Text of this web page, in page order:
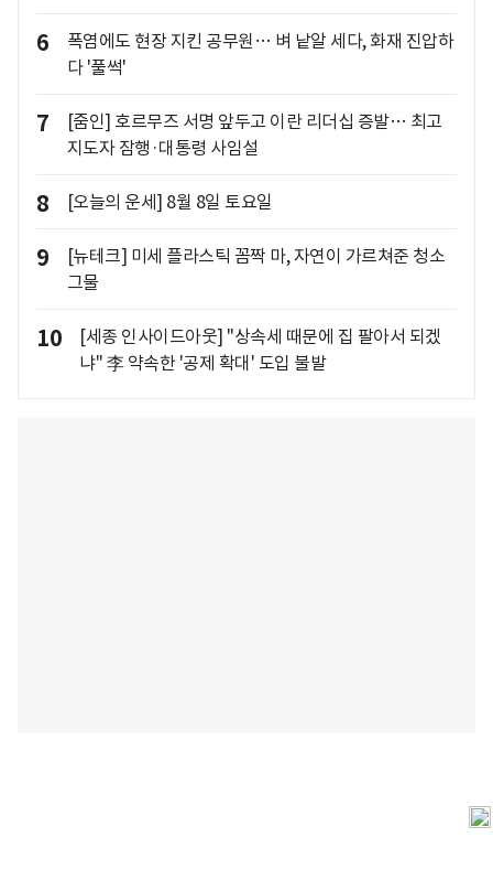
6
폭염에도 현장 지킨 공무원… 벼 낱알 세다, 화재 진압하
다 '풀썩'
7
[줌인] 호르무즈 서명 앞두고 이란 리더십 증발… 최고
지도자 잠행·대통령 사임설
8 [오늘의 운세] 8월 8일 토요일
9
[뉴테크] 미세 플라스틱 꼼짝 마, 자연이 가르쳐준 청소
그물
10
[세종 인사이드아웃] "상속세 때문에 집 팔아서 되겠
냐" 李 약속한 '공제 확대' 도입 불발